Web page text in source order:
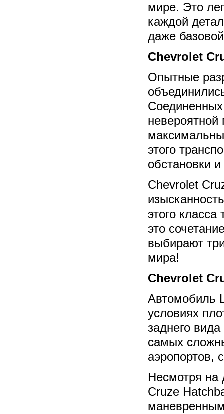
мире. Это
каждой
даже
Chevrolet
Опытные
невероятной
этого
обстановки
Chevrolet
этого
это
выбирают
мира!
Chevrolet
Автомобиль
условиях
заднего
самых
аэропортов,
Несмотря на
Cruze